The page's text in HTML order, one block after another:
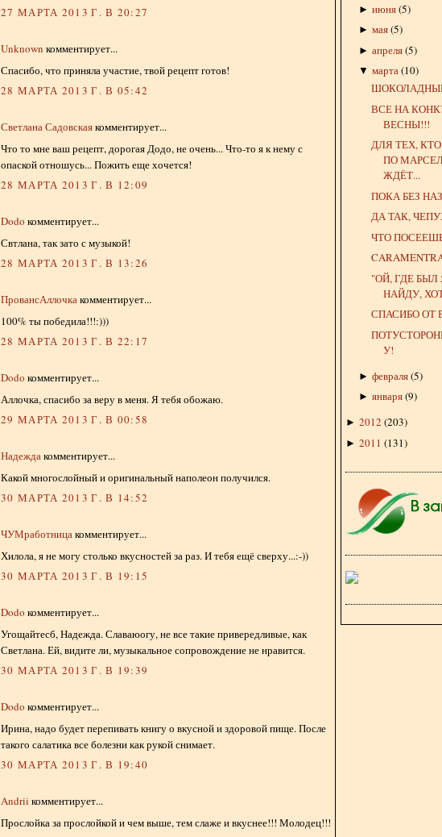
27 МАРТА 2013 Г. В 20:27
Unknown комментирует...
Спасибо, что приняла участие, твой рецепт готов!
28 МАРТА 2013 Г. В 05:42
Светлана Садовскаякомментирует...
Что то мне ваш рецепт, дорогая Додо, не очень... Что-то я к нему с
опаской отношусь... Пожить еще хочется!
28 МАРТА 2013 Г. В 12:09
Dodo комментирует...
Свтлана, так зато с музыкой!
28 МАРТА 2013 Г. В 13:26
ПровансАллочкакомментирует...
100% ты победила!!!:)))
28 МАРТА 2013 Г. В 22:17
Dodo комментирует...
Аллочка, спасибо за веру в меня. Я тебя обожаю.
29 МАРТА 2013 Г. В 00:58
Надеждакомментирует...
Какой многослойный и оригинальный наполеон получился.
30 МАРТА 2013 Г. В 14:52
ЧУМработницакомментирует...
Хилола, я не могу столько вкусностей за раз. И тебя ещё сверху...:-))
30 МАРТА 2013 Г. В 19:15
Dodo комментирует...
Угощайтесб, Надежда. Славаюогу, не все такие привередливые, как
Светлана. Ей, видите ли, музыкальное сопровождение не нравится.
30 МАРТА 2013 Г. В 19:39
Dodo комментирует...
Ирина, надо будет перепивать книгу о вкусной и здоровой пище. После
такого салатика все болезни как рукой снимает.
30 МАРТА 2013 Г. В 19:40
Andrii комментирует...
Прослойка за прослойкой и чем выше, тем слаже и вкуснее!!! Молодец!!!
► июня(5)
► мая(5)
► апреля(5)
▼ марта(10)
ВСЕ НА
ВЕСНЫ!!!
ДЛЯ ТЕХ,
ПО
ЖДЁТ...
ПОКА БЕЗ
ДА ТАК,
ЧТО
"ОЙ, ГДЕ БЫЛ
НАЙДУ,
СПАСИБО ОТ
У!
► февраля(5)
► января(9)
► 2012 (203)
► 2011 (131)